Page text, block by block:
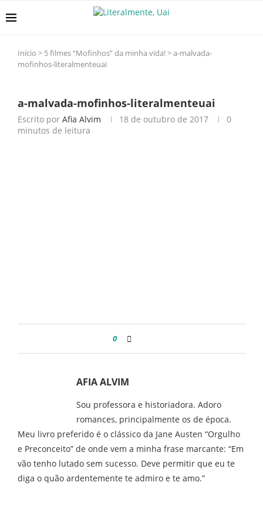
Início > 5 filmes “Mofinhos” da minha vida!>a-malvada-
mofinhos-literalmenteuai
a-malvada-mofinhos-literalmenteuai
Escrito por Afia Alvim 18 de outubro de 2017
0
minutos de leitura
0
AFIA ALVIM
Sou professora e historiadora. Adoro
romances, principalmente os de época.
Meu livro preferido é o clássico da Jane Austen “Orgulho
e Preconceito” de onde vem a minha frase marcante: “Em
vão tenho lutado sem sucesso. Deve permitir que eu te
diga o quão ardentemente te admiro e te amo.”